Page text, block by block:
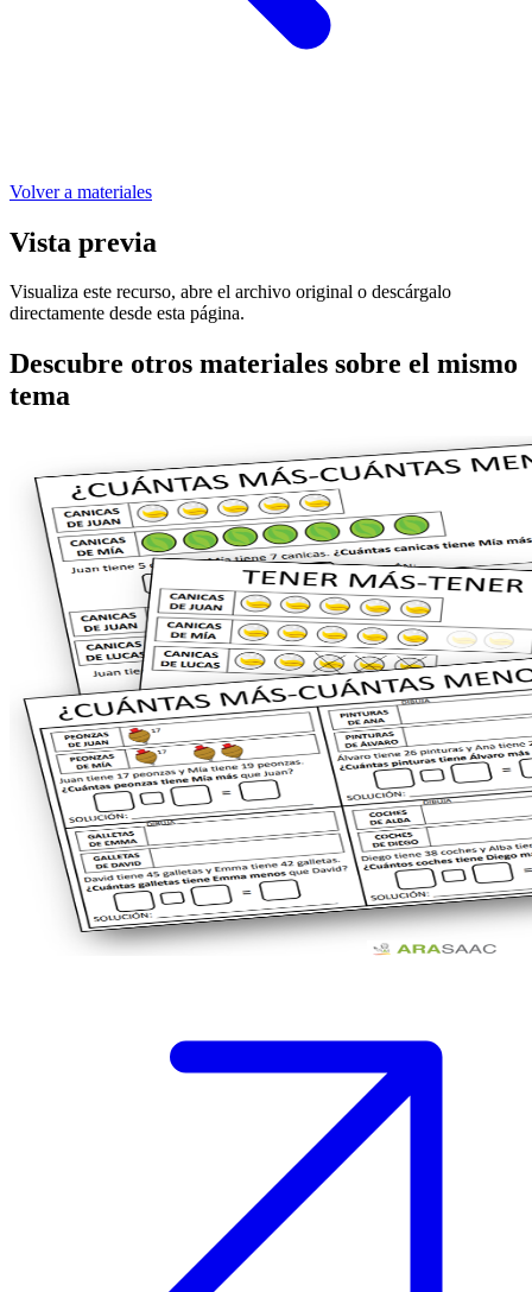
Volver a materiales
Vista previa
Visualiza este recurso, abre el archivo original o descárgalo
directamente desde esta página.
Descubre otros materiales sobre el mismo
tema